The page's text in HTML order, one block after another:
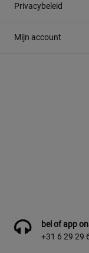
Privacybeleid
Mijn account
bel of app
+31 6 29 29